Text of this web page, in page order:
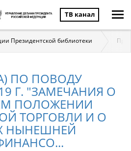
ТВ канал
Президентской библиотеки
ПО ПОВОДУ
Г. "ЗАМЕЧАНИЯ О
ПОЛОЖЕНИИ
ТОРГОВЛИ И О
НЫНЕШНЕЙ